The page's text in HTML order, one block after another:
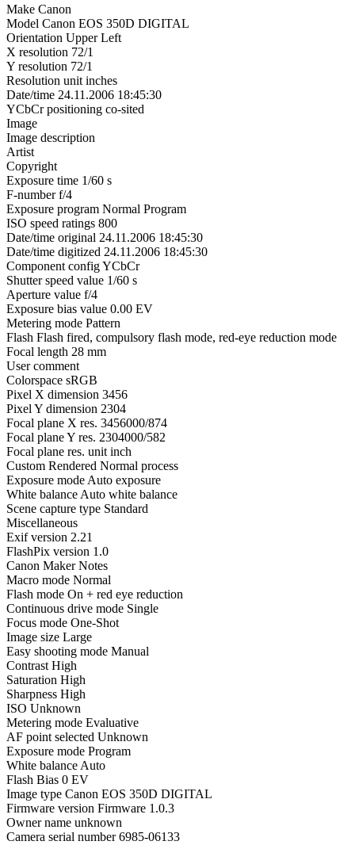
Make Canon
Model Canon EOS 350D DIGITAL
Orientation Upper Left
X resolution 72/1
Y resolution 72/1
Resolution unit inches
Date/time 24.11.2006 18:45:30
YCbCr positioning co-sited
Image
Image description
Artist
Copyright
Exposure time 1/60 s
F-number f/4
Exposure program Normal Program
ISO speed ratings 800
Date/time original 24.11.2006 18:45:30
Date/time digitized 24.11.2006 18:45:30
Component config YCbCr
Shutter speed value 1/60 s
Aperture value f/4
Exposure bias value 0.00 EV
Metering mode Pattern
Flash Flash fired, compulsory flash mode, red-eye reduction mode
Focal length 28 mm
User comment
Colorspace sRGB
Pixel X dimension 3456
Pixel Y dimension 2304
Focal plane X res. 3456000/874
Focal plane Y res. 2304000/582
Focal plane res. unit inch
Custom Rendered Normal process
Exposure mode Auto exposure
White balance Auto white balance
Scene capture type Standard
Miscellaneous
Exif version 2.21
FlashPix version 1.0
Canon Maker Notes
Macro mode Normal
Flash mode On + red eye reduction
Continuous drive mode Single
Focus mode One-Shot
Image size Large
Easy shooting mode Manual
Contrast High
Saturation High
Sharpness High
ISO Unknown
Metering mode Evaluative
AF point selected Unknown
Exposure mode Program
White balance Auto
Flash Bias 0 EV
Image type Canon EOS 350D DIGITAL
Firmware version Firmware 1.0.3
Owner name unknown
Camera serial number 6985-06133